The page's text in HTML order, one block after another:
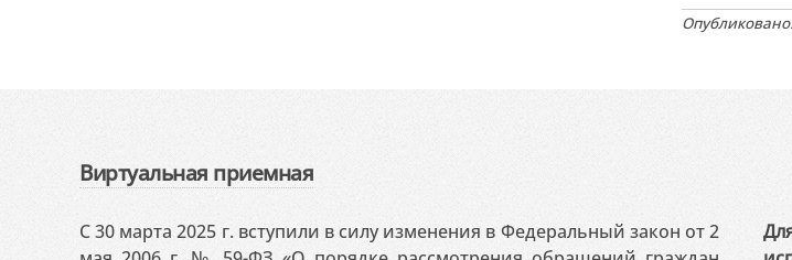
Виртуальная приемная
С 30 марта 2025 г. вступили в силу изменения в Федеральный закон от 2